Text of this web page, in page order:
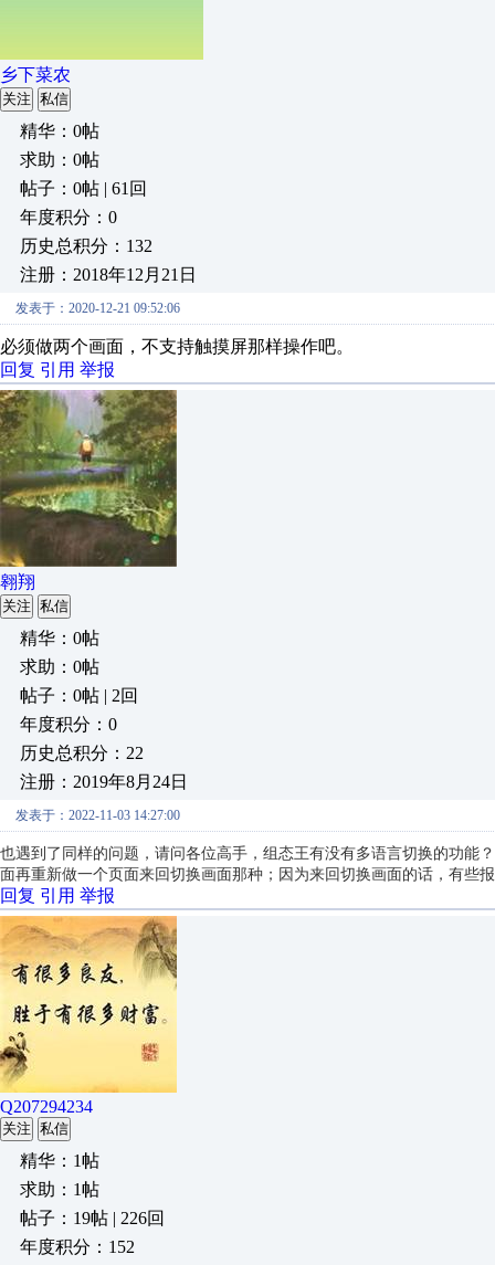
乡下菜农
关注 私信
精华：0帖
求助：0帖
帖子：0帖 | 61回
年度积分：0
历史总积分：132
注册：2018年12月21日
发表于：2020-12-21 09:52:06
必须做两个画面，不支持触摸屏那样操作吧。
回复 引用 举报
翱翔
关注 私信
精华：0帖
求助：0帖
帖子：0帖 | 2回
年度积分：0
历史总积分：22
注册：2019年8月24日
发表于：2022-11-03 14:27:00
也遇到了同样的问题，请问各位高手，组态王有没有多语言切换的功能
面再重新做一个页面来回切换画面那种；因为来回切换画面的话，有些
回复 引用 举报
Q207294234
关注 私信
精华：1帖
求助：1帖
帖子：19帖 | 226回
年度积分：152